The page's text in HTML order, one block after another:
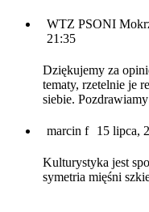
WTZ PSONI
21:35
Dziękujemy za
tematy, rzetelnie je
siebie. Pozdrawiamy
marcin f 15 lipca,
Kulturystyka jest
symetria mięśni